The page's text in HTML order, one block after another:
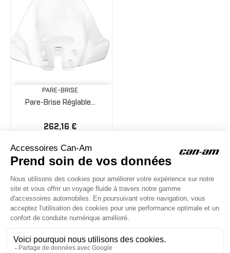
PARE-BRISE
Pare-Brise Réglable...
262,16 €
ACCESSOIRES CAN-AM
Le site d'accessoires Can-Am vous propose des accessoires d'origine
pour équiper votre véhicule 3 roues (On Road) ou votre véhicule tout